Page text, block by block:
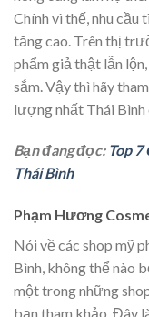
Chính vì thế, nhu cầu
tăng cao. Trên thị
phẩm giả thật lẫn
sắm. Vậy thì hãy
lượng nhất Thái
Bạn đang đọc: Top
Thái Bình
Phạm Hương
Nói về các shop mỹ
Bình, không thể nào
một trong những
bạn tham khảo. Đây